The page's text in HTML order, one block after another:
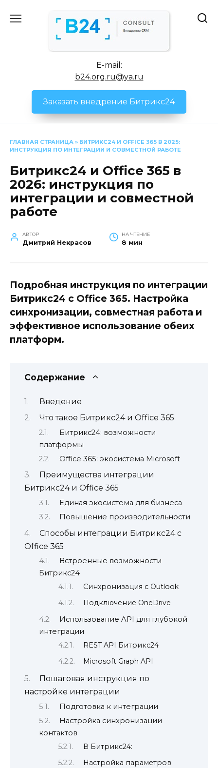
E-mail:
b24.org.ru@ya.ru
Заказать внедрение Битрикс24
ГЛАВНАЯ СТРАНИЦА » БИТРИКС24 И OFFICE 365 В 2025:
ИНСТРУКЦИЯ ПО ИНТЕГРАЦИИ И СОВМЕСТНОЙ РАБОТЕ
Битрикс24 и Office 365 в
2026: инструкция по
интеграции и совместной
работе
АВТОР
Дмитрий Некрасов
НА ЧТЕНИЕ
8 мин
Подробная инструкция по интеграции
Битрикс24 с Office 365. Настройка
синхронизации, совместная работа и
эффективное использование обеих
платформ.
Содержание
Введение
Что такое Битрикс24 и Office 365
Битрикс24: возможности
платформы
Office 365: экосистема Microsoft
Преимущества интеграции
Битрикс24 и Office 365
Единая экосистема для бизнеса
Повышение производительности
Способы интеграции Битрикс24 с
Office 365
Встроенные возможности
Битрикс24
Синхронизация с Outlook
Подключение OneDrive
Использование API для глубокой
интеграции
REST API Битрикс24
Microsoft Graph API
Пошаговая инструкция по
настройке интеграции
Подготовка к интеграции
Настройка синхронизации
контактов
В Битрикс24:
Настройка параметров